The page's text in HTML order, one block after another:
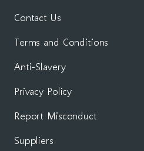
Contact Us
Terms and Conditions
Anti-Slavery
Privacy Policy
Report Misconduct
Suppliers